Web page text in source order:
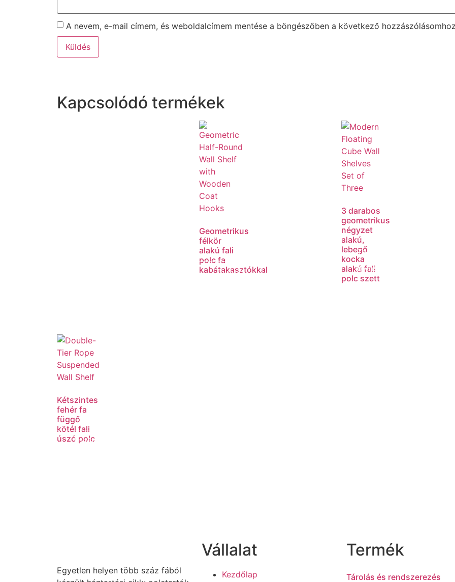
A nevem, e-mail címem, és weboldalcímem mentése a böngészőben a következő
Kapcsolódó termékek
Geometrikus
félkör
alakú fali
polc fa
kabátakasztókkal
Tovább
3 darabos
geometrikus
négyzet
alakú,
lebegő
kocka
alakú fali
polc szett
Tovább
olvasom
Kétszintes
fehér fa
függő
kötél fali
úszó polc
Tovább
Egyetlen helyen több száz fából
Vállalat
Kezdőlap
Termék
Tárolás és rendszerezés